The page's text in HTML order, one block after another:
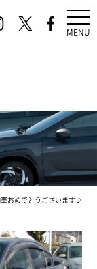
MENU
車おめでとうございます♪